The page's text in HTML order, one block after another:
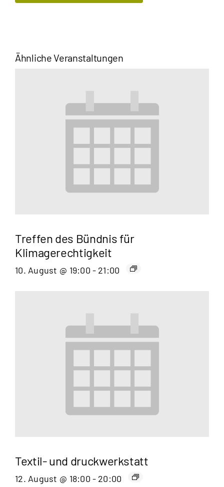
Ähnliche Veranstaltungen
Treffen des Bündnis für
Klimagerechtigkeit
10. August @ 19:00 - 21:00
Textil- und druckwerkstatt
12. August @ 18:00 - 20:00